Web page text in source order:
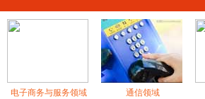
电子商务与服务领域
通信领域